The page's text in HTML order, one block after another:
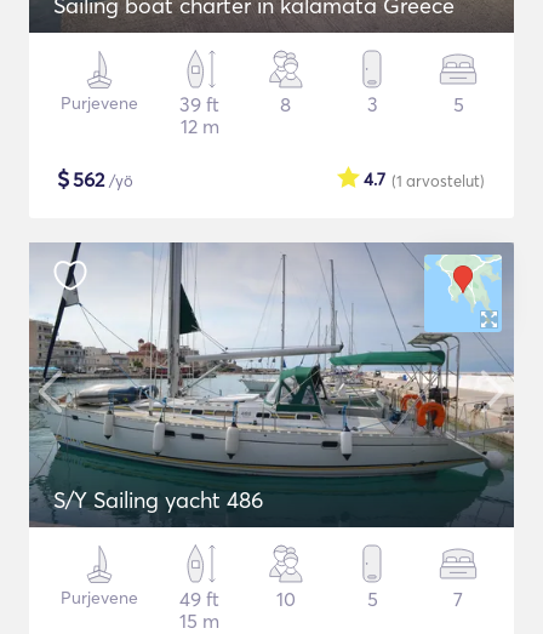
Purjevene
39 ft
12 m
8 3 5
$562/yö (1 arvostelut)
4.7
S/Y Sailing yacht 486
Purjevene
49 ft
15 m
10 5 7